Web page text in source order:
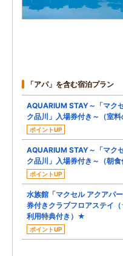
「アパ」を含む宿泊プラン
AQUARIUM STAY～「マク
ク品川」入場券付き～（室
ポイントUP
AQUARIUM STAY～「マク
ク品川」入場券付き～（朝
ポイントUP
水族館「マクセル アクアパ
券付きクラブフロアステイ
利用特典付き）★
ポイントUP